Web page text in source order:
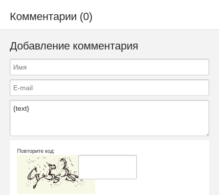
Комментарии (0)
Добавление комментария
Повторите код: